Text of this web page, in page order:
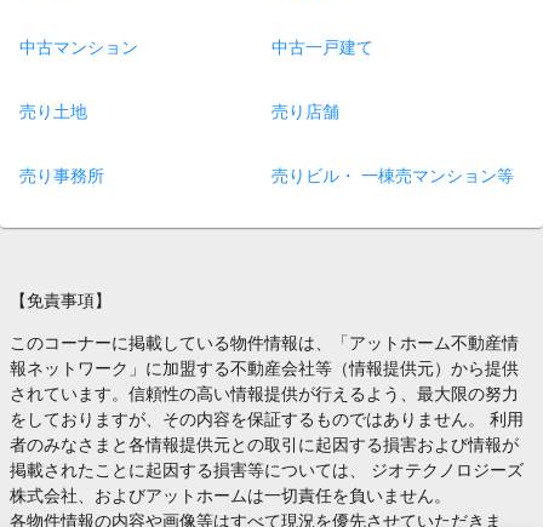
中古マンション 中古一戸建て
売り土地 売り店舗
売り事務所 売りビル・ 一棟売マンション等
【免責事項】
このコーナーに掲載している物件情報は、「アットホーム不動産情
報ネットワーク」に加盟する不動産会社等（情報提供元）から提供
されています。信頼性の高い情報提供が行えるよう、最大限の努力
をしておりますが、その内容を保証するものではありません。 利用
者のみなさまと各情報提供元との取引に起因する損害および情報が
掲載されたことに起因する損害等については、 ジオテクノロジーズ
株式会社、およびアットホームは一切責任を負いません。
各物件情報の内容や画像等はすべて現況を優先させていただきま